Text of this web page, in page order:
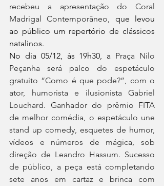
recebeu a apresentação do Coral
Madrigal Contemporâneo, que levou
ao público um repertório de clássicos
natalinos.
No dia 05/12, às 19h30, a Praça Nilo
Peçanha será palco do espetáculo
gratuito “Como é que pode?”, com o
ator, humorista e ilusionista Gabriel
Louchard. Ganhador do prêmio FITA
de melhor comédia, o espetáculo une
stand up comedy, esquetes de humor,
vídeos e números de mágica, sob
direção de Leandro Hassum. Sucesso
de público, a peça está completando
sete anos em cartaz e brinca com